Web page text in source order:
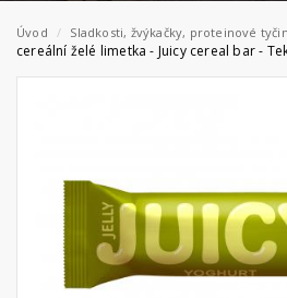
Úvod / Sladkosti, žvýkačky, proteinové
cereální želé limetka - Juicy cereal bar -